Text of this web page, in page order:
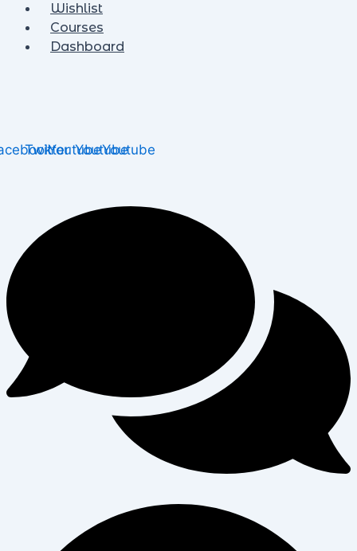
Wishlist
Courses
Dashboard
TwitterYoutubeYoutubeYoutube